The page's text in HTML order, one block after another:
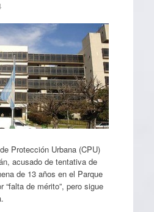
Protección Urbana (CPU)
acusado de tentativa de
de 13 años en el Parque
“falta de mérito”, pero sigue